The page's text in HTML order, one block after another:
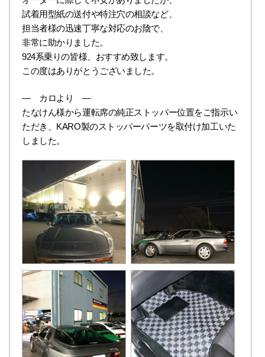
試着用型紙の送付や特注穴の相談など、
担当者様の迅速丁寧な対応のお陰で、
非常に助かりました。
924系乗りの皆様、おすすめ致します。
この度はありがとうございました。
― カロより ―
たなけん様から運転席の純正ストッパー位置をご指示い
ただき、KARO製のストッパーパーツを取付け加工いた
しました。